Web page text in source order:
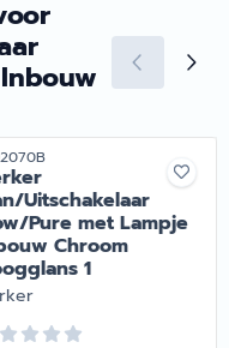
12V systemen. |
1902070
Uitschakelaar
Pure met Lampje
Chroom
1